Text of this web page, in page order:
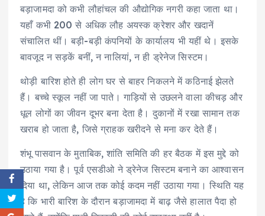
बड़ाजामदा को कभी लौहांचल की औद्योगिक नगरी कहा जाता था।
यहाँ कभी 200 से अधिक लौह अयस्क क्रेशर और खदानें
संचालित थीं। बड़ी-बड़ी कंपनियों के कार्यालय भी यहीं थे। इसके
बावजूद न सड़कें बनीं, न नालियां, न ही ड्रेनेज सिस्टम।
थोड़ी बारिश होते ही लोग घर से बाहर निकलने में कठिनाई झेलते
हैं। बच्चे स्कूल नहीं जा पाते। गाड़ियों से उछलने वाला कीचड़ और
धूल लोगों का जीवन दूभर बना देता है। दुकानों में रखा सामान तक
खराब हो जाता है, जिसे ग्राहक खरीदने से मना कर देते हैं।
शंभू पासवान के मुताबिक, शांति समिति की हर बैठक में इस मुद्दे को
उठाया गया है। पूर्व एसडीओ ने ड्रेनेज सिस्टम बनाने का आश्वासन
दिया था, लेकिन आज तक कोई कदम नहीं उठाया गया। स्थिति यह
है कि भारी बारिश के दौरान बड़ाजामदा में बाढ़ जैसे हालात पैदा हो